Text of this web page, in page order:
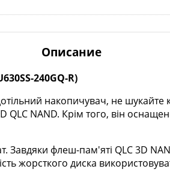
Описание
240GQ-R)
накопичувач, не шукайте
NAND. Крім того, він
Завдяки флеш-пам'яті QLC 3D
жорсткого диска